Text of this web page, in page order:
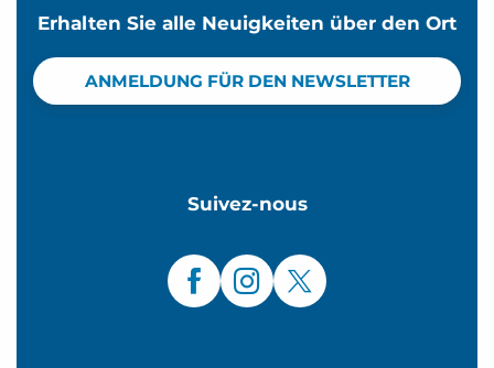
Erhalten Sie alle Neuigkeiten über den Ort
ANMELDUNG FÜR DEN NEWSLETTER
Suivez-nous